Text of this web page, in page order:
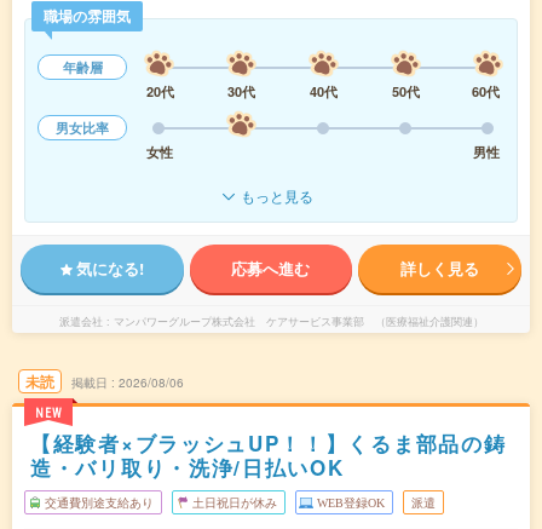
職場の雰囲気
年齢層
20代
30代 40代 50代
60代
男女比率
女性
男性
もっと見る
気になる! 応募へ進む 詳しく見る
派遣会社 マンパワーグループ株式会社 ケアサービス事業部 （医療福祉介護関連）
未読
NEW
掲載日 2026/08/06
【経験者×ブラッシュUP！！】くるま部品の鋳
造・バリ取り・洗浄/日払いOK
交通費別途支給あり 土日祝日が休み WEB登録OK 派遣